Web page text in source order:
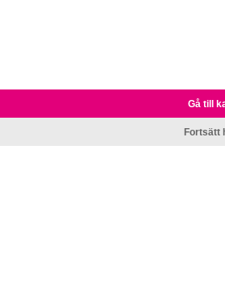
Gå till
Fortsätt